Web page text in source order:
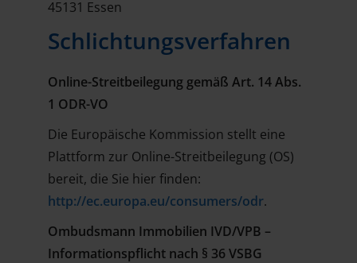
45131 Essen
Schlichtungsverfahren
Online-Streitbeilegung gemäß Art. 14 Abs.
1 ODR-VO
Die Europäische Kommission stellt eine
Plattform zur Online-Streitbeilegung (OS)
bereit, die Sie hier finden:
http://ec.europa.eu/consumers/odr.
Ombudsmann Immobilien IVD/VPB –
Informationspflicht nach § 36 VSBG